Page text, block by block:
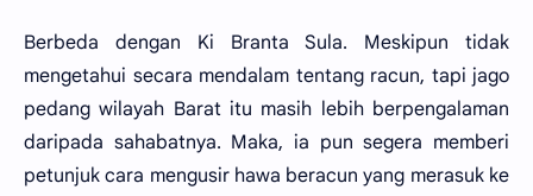
Berbeda dengan Ki Branta Sula. Meskipun tidak
mengetahui secara mendalam tentang racun, tapi jago
pedang wilayah Barat itu masih lebih berpengalaman
daripada sahabatnya. Maka, ia pun segera memberi
petunjuk cara mengusir hawa beracun yang merasuk ke